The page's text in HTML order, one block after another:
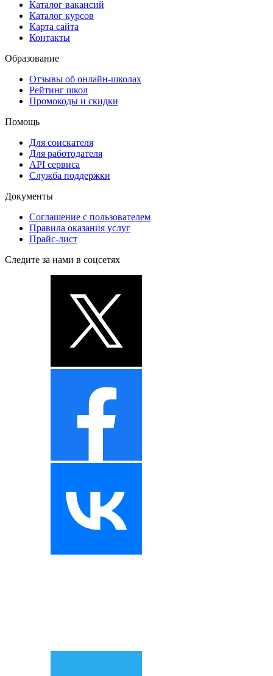
Каталог вакансий
Каталог курсов
Карта сайта
Контакты
Образование
Отзывы об онлайн-школах
Рейтинг школ
Промокоды и скидки
Помощь
Для соискателя
Для работодателя
API сервиса
Служба поддержки
Документы
Соглашение с пользователем
Правила оказания услуг
Прайс-лист
Следите за нами в соцсетях